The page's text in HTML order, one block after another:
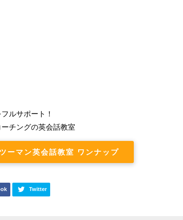
ルサポート！
チングの英会話教室
ーマン英会話教室 ワンナップ
Twitter